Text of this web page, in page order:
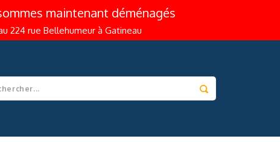
maintenant déménagés
224 rue Bellehumeur à Gatineau